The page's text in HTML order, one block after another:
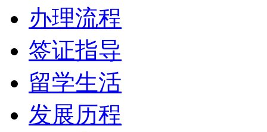
办理流程
签证指导
留学生活
发展历程